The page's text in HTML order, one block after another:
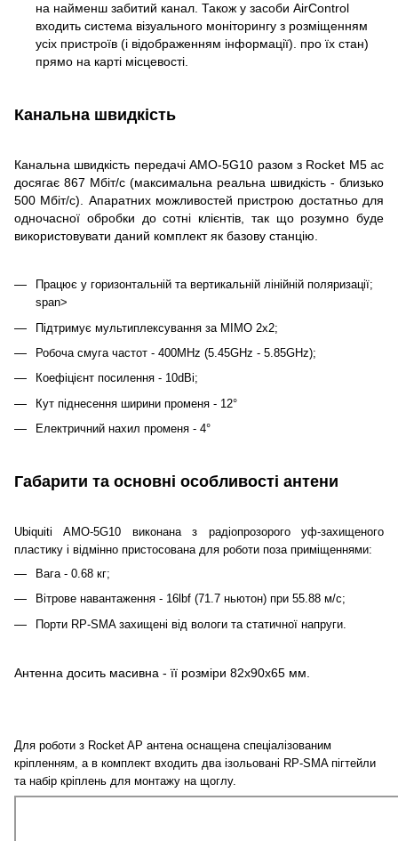
на найменш забитий канал. Також у засоби AirControl
входить система візуального моніторингу з розміщенням
усіх пристроїв (і відображенням інформації). про їх стан)
прямо на карті місцевості.
Канальна швидкість
Канальна швидкість передачі AMO-5G10 разом з Rocket M5 ac
досягає 867 Мбіт/c (максимальна реальна швидкість - близько
500 Мбіт/с). Апаратних можливостей пристрою достатньо для
одночасної обробки до сотні клієнтів, так що розумно буде
використовувати даний комплект як базову станцію.
Працює у горизонтальній та вертикальній лінійній поляризації;
span>
Підтримує мультиплексування за MIMO 2x2;
Робоча смуга частот - 400MHz (5.45GHz - 5.85GHz);
Коефіцієнт посилення - 10dBi;
Кут піднесення ширини променя - 12°
Електричний нахил променя - 4°
Габарити та основні особливості антени
Ubiquiti AMO-5G10 виконана з радіопрозорого уф-захищеного
пластику і відмінно пристосована для роботи поза приміщеннями:
Вага - 0.68 кг;
Вітрове навантаження - 16lbf (71.7 ньютон) при 55.88 м/c;
Порти RP-SMA захищені від вологи та статичної напруги.
Антенна досить масивна - її розміри 82x90x65 мм.
Для роботи з Rocket AP антена оснащена спеціалізованим
кріпленням, а в комплект входить два ізольовані RP-SMA пігтейли
та набір кріплень для монтажу на щоглу.